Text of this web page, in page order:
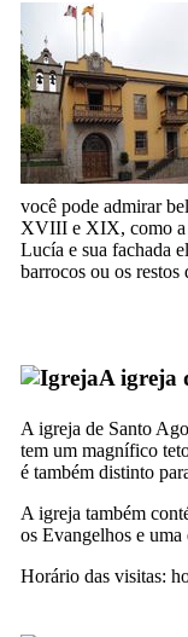
você pode admirar
XVIII e XIX, como
Lucía e sua fachada
barrocos ou os restos
A igreja
A igreja de Santo
tem um magnífico
é também distinto
A igreja também
os Evangelhos e uma
Horário das visitas: